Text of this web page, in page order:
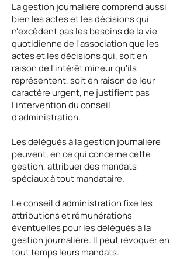
La gestion journalière comprend aussi
bien les actes et les décisions qui
n'excèdent pas les besoins de la vie
quotidienne de l'association que les
actes et les décisions qui, soit en
raison de l'intérêt mineur qu'ils
représentent, soit en raison de leur
caractère urgent, ne justifient pas
l'intervention du conseil
d'administration.
Les délégués à la gestion journalière
peuvent, en ce qui concerne cette
gestion, attribuer des mandats
spéciaux à tout mandataire.
Le conseil d'administration fixe les
attributions et rémunérations
éventuelles pour les délégués à la
gestion journalière. Il peut révoquer en
tout temps leurs mandats.